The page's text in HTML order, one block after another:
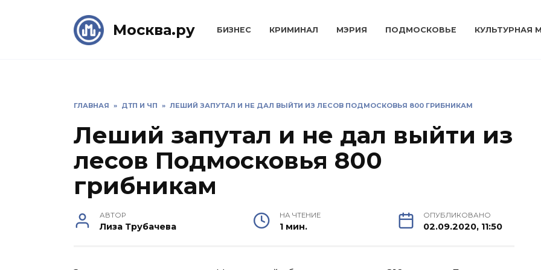
Москва.ру БИЗНЕС КРИМИНАЛ МЭРИЯ ПОДМОСКОВЬЕ КУЛЬТУРНАЯ
ГЛАВНАЯ » ДТП И ЧП » ЛЕШИЙ ЗАПУТАЛ И НЕ ДАЛ ВЫЙТИ ИЗ ЛЕСОВ ПОДМОСКОВЬЯ 800 ГРИБНИКАМ
Леший запутал и не дал выйти из
лесов Подмосковья 800
грибникам
АВТОР
Лиза Трубачева
НА ЧТЕНИЕ
1 мин.
ОПУБЛИКОВАНО
02.09.2020, 11:50